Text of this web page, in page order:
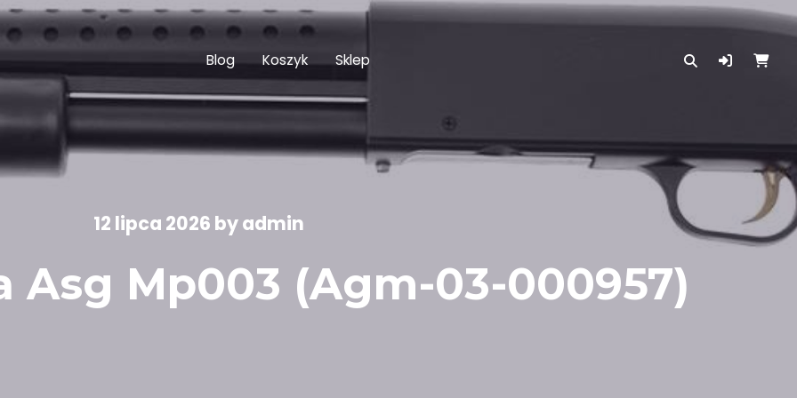
Blog Koszyk Sklep
12 lipca 2026 byadmin
Asg Mp003 (Agm-03-000957)